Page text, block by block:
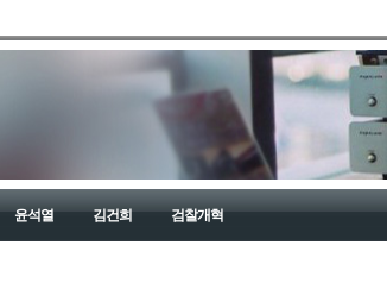
윤석열 김건희 검찰개혁